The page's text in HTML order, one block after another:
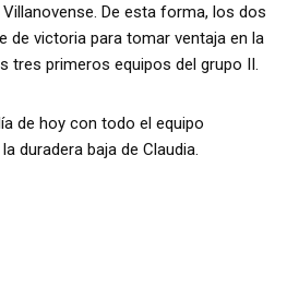
De esta forma, los dos
de victoria para tomar ventaja en la
tres primeros equipos del grupo II.
de hoy con todo el equipo
duradera baja de Claudia.